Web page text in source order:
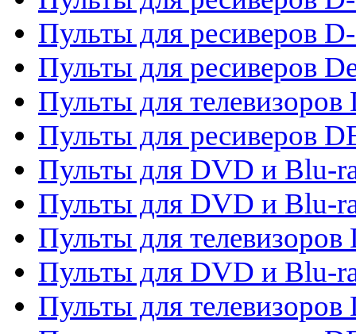
Пульты для ресиверов
Пульты для ресиверов
Пульты для телевизоров
Пульты для ресиверов
Пульты для DVD и Blu-
Пульты для DVD и Blu-
Пульты для
Пульты для DVD и Blu-
Пульты для телевизоров